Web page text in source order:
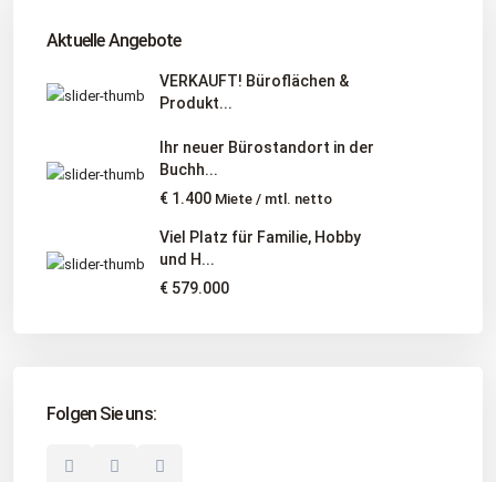
Aktuelle Angebote
VERKAUFT! Büroflächen &
Produkt...
Ihr neuer Bürostandort in der
Buchh...
€ 1.400 Miete / mtl. netto
Viel Platz für Familie, Hobby
und H...
€ 579.000
Folgen Sie uns:
Unternehmen
Immobilienangebote
© 2025 Borkenhagen Immobilien. Alle Rechte vorbehalten.